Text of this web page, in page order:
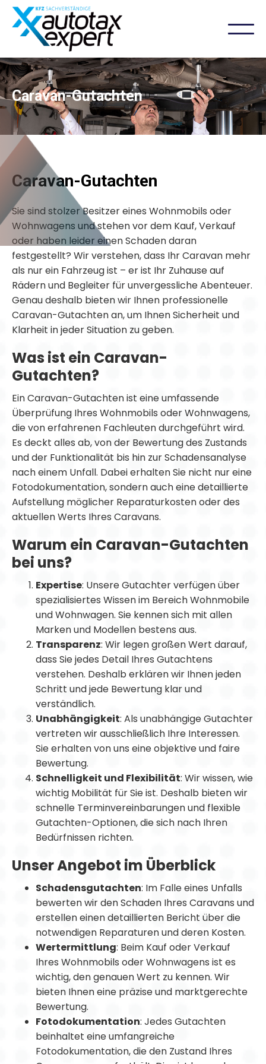
Caravan-Gutachten
Caravan-Gutachten
Sie sind stolzer Besitzer eines Wohnmobils oder
Wohnwagens und stehen vor dem Kauf, Verkauf
oder haben leider einen Schaden daran
festgestellt? Wir verstehen, dass Ihr Caravan mehr
als nur ein Fahrzeug ist – er ist Ihr Zuhause auf
Rädern und Begleiter für unvergessliche Abenteuer.
Genau deshalb bieten wir Ihnen professionelle
Caravan-Gutachten an, um Ihnen Sicherheit und
Klarheit in jeder Situation zu geben.
Was ist ein Caravan-
Gutachten?
Ein Caravan-Gutachten ist eine umfassende
Überprüfung Ihres Wohnmobils oder Wohnwagens,
die von erfahrenen Fachleuten durchgeführt wird.
Es deckt alles ab, von der Bewertung des Zustands
und der Funktionalität bis hin zur Schadensanalyse
nach einem Unfall. Dabei erhalten Sie nicht nur eine
Fotodokumentation, sondern auch eine detaillierte
Aufstellung möglicher Reparaturkosten oder des
aktuellen Werts Ihres Caravans.
Warum ein Caravan-Gutachten
bei uns?
Expertise: Unsere Gutachter verfügen über
spezialisiertes Wissen im Bereich Wohnmobile
und Wohnwagen. Sie kennen sich mit allen
Marken und Modellen bestens aus.
Transparenz: Wir legen großen Wert darauf,
dass Sie jedes Detail Ihres Gutachtens
verstehen. Deshalb erklären wir Ihnen jeden
Schritt und jede Bewertung klar und
verständlich.
Unabhängigkeit: Als unabhängige Gutachter
vertreten wir ausschließlich Ihre Interessen.
Sie erhalten von uns eine objektive und faire
Bewertung.
Schnelligkeit und Flexibilität: Wir wissen, wie
wichtig Mobilität für Sie ist. Deshalb bieten wir
schnelle Terminvereinbarungen und flexible
Gutachten-Optionen, die sich nach Ihren
Bedürfnissen richten.
Unser Angebot im Überblick
Schadensgutachten: Im Falle eines Unfalls
bewerten wir den Schaden Ihres Caravans und
erstellen einen detaillierten Bericht über die
notwendigen Reparaturen und deren Kosten.
Wertermittlung: Beim Kauf oder Verkauf
Ihres Wohnmobils oder Wohnwagens ist es
wichtig, den genauen Wert zu kennen. Wir
bieten Ihnen eine präzise und marktgerechte
Bewertung.
Fotodokumentation: Jedes Gutachten
beinhaltet eine umfangreiche
Fotodokumentation, die den Zustand Ihres